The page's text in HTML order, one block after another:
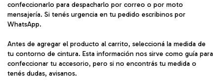
confeccionarlo para despacharlo por correo o por moto
mensajería. Si tenés urgencia en tu pedido escribinos por
WhatsApp.
Antes de agregar el producto al carrito, seleccioná la medida de
tu contorno de cintura. Esta información nos sirve como guía para
confeccionar tu accesorio, pero si no encontrás tu medida o
tenés dudas, avisanos.